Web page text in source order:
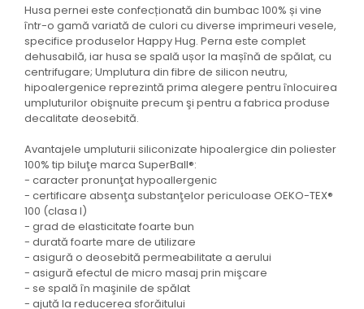
Husa pernei este confecționată din bumbac 100% și vine
într-o gamă variată de culori cu diverse imprimeuri vesele,
specifice produselor Happy Hug. Perna este complet
dehusabilă, iar husa se spală ușor la mașînă de spălat, cu
centrifugare; Umplutura din fibre de silicon neutru,
hipoalergenice reprezintă prima alegere pentru înlocuirea
umpluturilor obişnuite precum şi pentru a fabrica produse
decalitate deosebită.
Avantajele umpluturii siliconizate hipoalergice din poliester
100% tip biluţe marca SuperBall®️:
- caracter pronunţat hypoallergenic
- certificare absenţa substanţelor periculoase OEKO-TEX®️
100 (clasa I)
- grad de elasticitate foarte bun
- durată foarte mare de utilizare
- asigură o deosebită permeabilitate a aerului
- asigură efectul de micro masaj prin mişcare
- se spală în maşinile de spălat
- ajută la reducerea sforăitului